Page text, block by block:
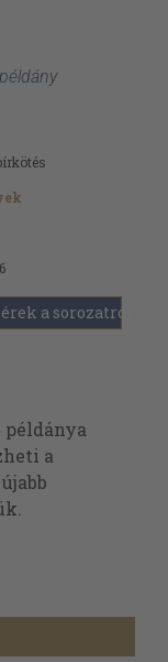
a sorozatról
példánya
a